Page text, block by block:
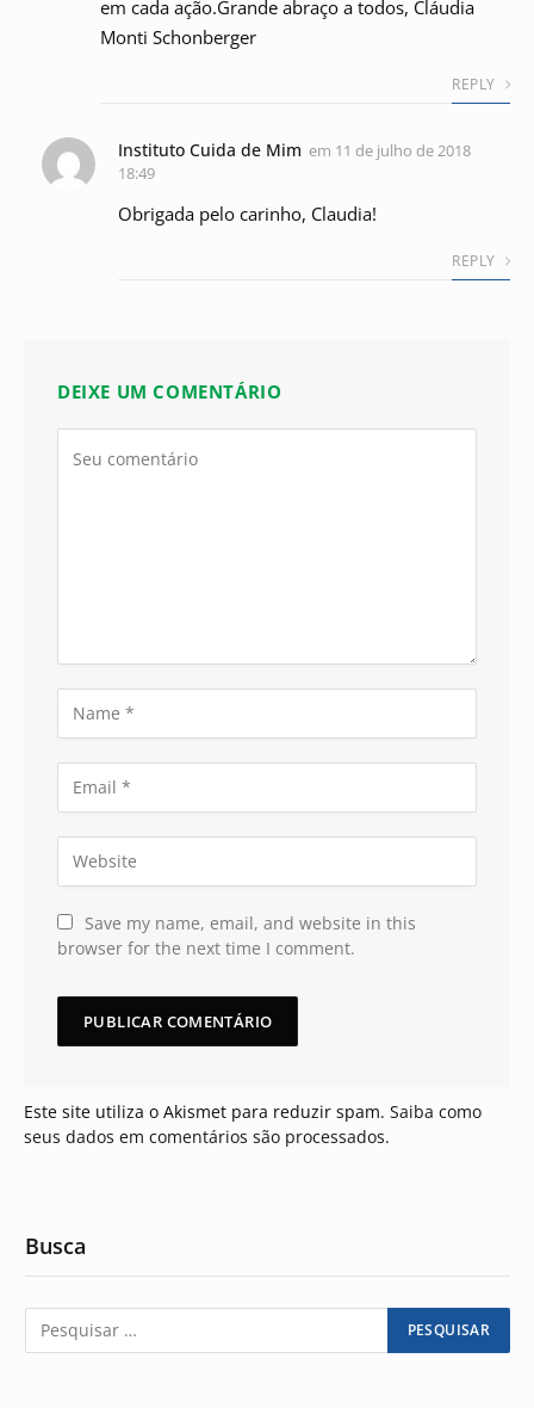
em cada ação.Grande abraço a todos, Cláudia
Monti Schonberger
REPLY
Instituto Cuida de Mim em 11 de julho de 2018
18:49
Obrigada pelo carinho, Claudia!
REPLY
DEIXE UM COMENTÁRIO
Save my name, email, and website in this
browser for the next time I comment.
Este site utiliza o Akismet para reduzir spam. Saiba como
seus dados em comentários são processados.
Busca